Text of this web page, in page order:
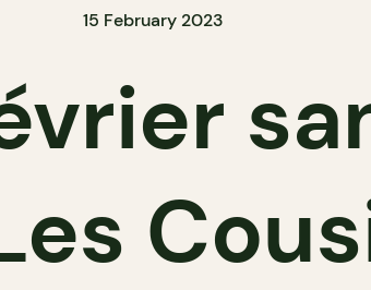
15 February 2023